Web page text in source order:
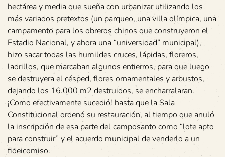
hectárea y media que sueña con urbanizar utilizando los
más variados pretextos (un parqueo, una villa olímpica, una
campamento para los obreros chinos que construyeron el
Estadio Nacional, y ahora una “universidad” municipal),
hizo sacar todas las humildes cruces, lápidas, floreros,
ladrillos, que marcaban algunos entierros, para que luego
se destruyera el césped, flores ornamentales y arbustos,
dejando los 16.000 m2 destruidos, se encharralaran.
¡Como efectivamente sucedió! hasta que la Sala
Constitucional ordenó su restauración, al tiempo que anuló
la inscripción de esa parte del camposanto como “lote apto
para construir” y el acuerdo municipal de venderlo a un
fideicomiso.